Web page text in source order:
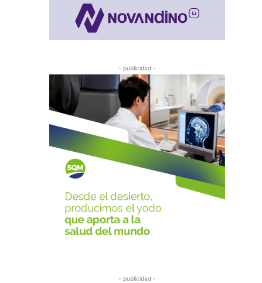
- publicidad -
- publicidad -